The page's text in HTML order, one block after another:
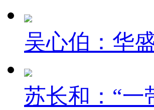
吴心伯：华
苏长和：“一